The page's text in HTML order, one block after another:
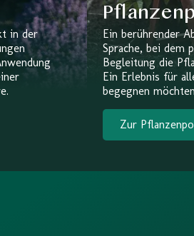
in der
Ein berührender
Sprache, bei dem
Begleitung die
Ein Erlebnis für
begegnen
Zur